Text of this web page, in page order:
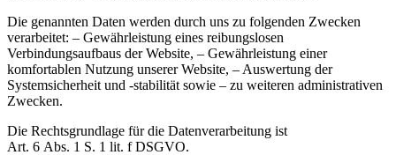
Die genannten Daten werden durch uns zu folgenden Zwecken
verarbeitet: – Gewährleistung eines reibungslosen
Verbindungsaufbaus der Website, – Gewährleistung einer
komfortablen Nutzung unserer Website, – Auswertung der
Systemsicherheit und -stabilität sowie – zu weiteren administrativen
Zwecken.
Die Rechtsgrundlage für die Datenverarbeitung ist
Art. 6 Abs. 1 S. 1 lit. f DSGVO.